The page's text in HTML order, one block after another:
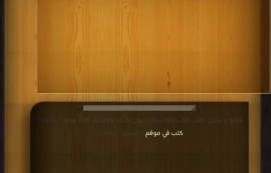
قراءة و تحميل كتاب كتاب 300 سؤال حول الغذاء والتغذية PDF مجانا | مكتبة >
كتب في موقع
| التحميل : مرة/مرات